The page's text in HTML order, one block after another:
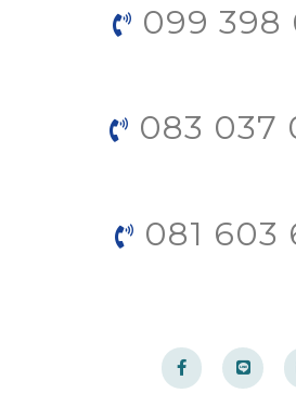
099 398
083 037
081 603